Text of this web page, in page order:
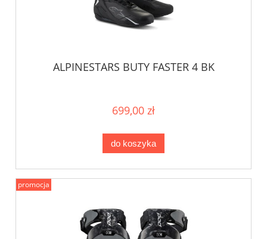
ALPINESTARS BUTY FASTER 4 BK
699,00 zł
do koszyka
promocja